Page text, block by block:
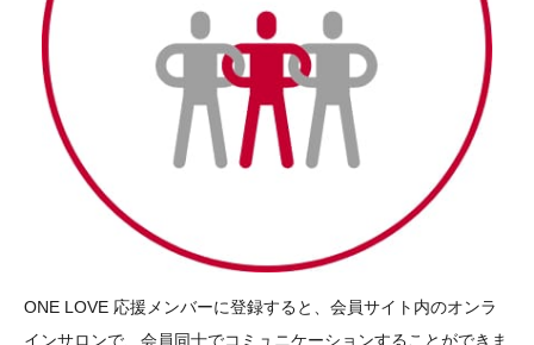
ONE LOVE 応援メンバーに登録すると、会員サイト内のオンラ
インサロンで、会員同士でコミュニケーションすることができま